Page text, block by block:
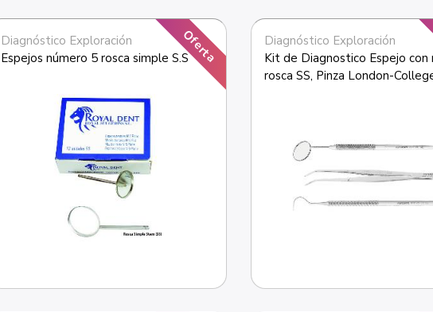
Oferta
Diagnóstico Exploración
Espejos número 5 rosca simple S.S
Diagnóstico Exploración
Kit de Diagnostico Espejo con
rosca SS, Pinza London-